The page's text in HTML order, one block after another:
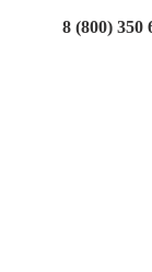
8 (800) 350